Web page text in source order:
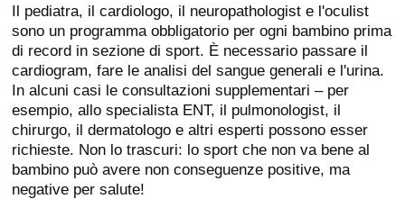
Il pediatra, il cardiologo, il neuropathologist e l'oculist
sono un programma obbligatorio per ogni bambino prima
di record in sezione di sport. È necessario passare il
cardiogram, fare le analisi del sangue generali e l'urina.
In alcuni casi le consultazioni supplementari – per
esempio, allo specialista ENT, il pulmonologist, il
chirurgo, il dermatologo e altri esperti possono esser
richieste. Non lo trascuri: lo sport che non va bene al
bambino può avere non conseguenze positive, ma
negative per salute!